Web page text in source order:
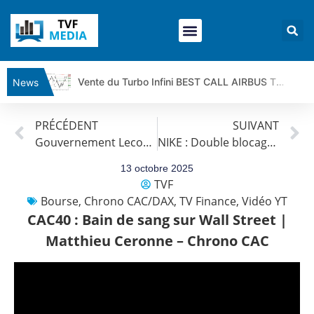
News
Vente du Turbo Infini BEST CALL AIRBUS TY80V à 3,45 € (+118 %)
Vente du Turbo infini BEST PUT COINBASE WO83V à 0,51 € (+46 %)
Jean Marie Seronie :Loi agricole : vraie réforme ou simple réponse à la colère ?| Interview Éco
DAX40 : Poursuite de la croissance ? | Erick Sebban – Chrono DAX
PRÉCÉDENT
Gouvernement Lecornu II, avancées à Gaza et retour de la guerre commerciale | par Roselyne Pagès
SUIVANT
NIKE : Double blocage | Bernard Prats-Desclaux – Market Movers
13 octobre 2025
TVF
Bourse, Chrono CAC/DAX, TV Finance, Vidéo YT
CAC40 : Bain de sang sur Wall Street |
Matthieu Ceronne – Chrono CAC